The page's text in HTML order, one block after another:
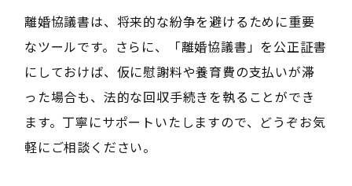
離婚協議書は、将来的な紛争を避けるために重要
なツールです。さらに、「離婚協議書」を公正証書
にしておけば、仮に慰謝料や養育費の支払いが滞
った場合も、法的な回収手続きを執ることができ
ます。丁寧にサポートいたしますので、どうぞお気
軽にご相談ください。